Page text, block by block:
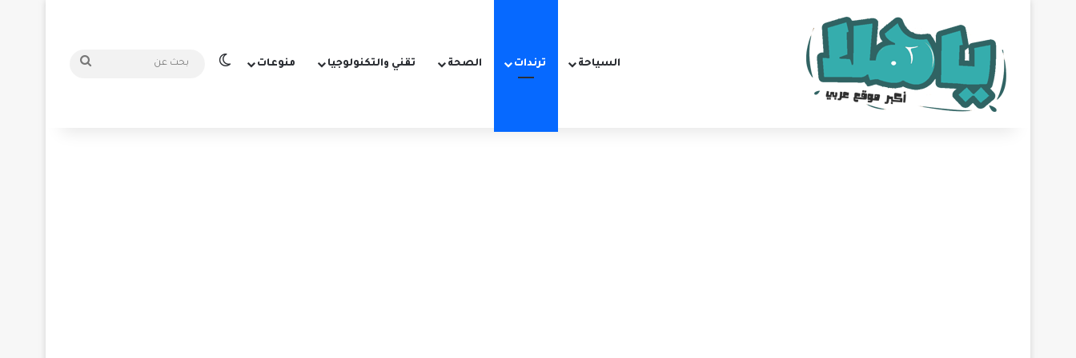
السياحة ترندات الصحة تقني والتكنولوجيا منوعات الوضع المظلم